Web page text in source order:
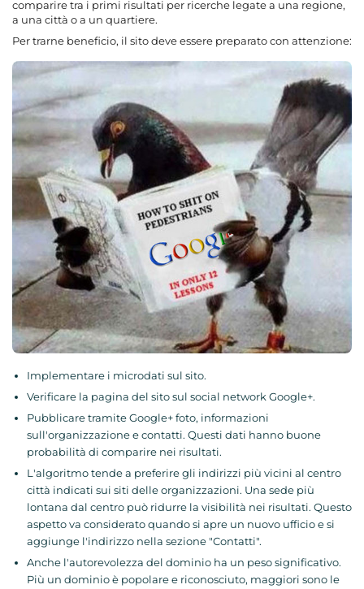
comparire tra i primi risultati per ricerche legate a una regione,
a una città o a un quartiere.
Per trarne beneficio, il sito deve essere preparato con attenzione:
Implementare i microdati sul sito.
Verificare la pagina del sito sul social network Google+.
Pubblicare tramite Google+ foto, informazioni
sull'organizzazione e contatti. Questi dati hanno buone
probabilità di comparire nei risultati.
L'algoritmo tende a preferire gli indirizzi più vicini al centro
città indicati sui siti delle organizzazioni. Una sede più
lontana dal centro può ridurre la visibilità nei risultati. Questo
aspetto va considerato quando si apre un nuovo ufficio e si
aggiunge l'indirizzo nella sezione "Contatti".
Anche l'autorevolezza del dominio ha un peso significativo.
Più un dominio è popolare e riconosciuto, maggiori sono le